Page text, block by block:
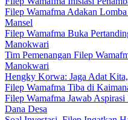
Filep Wamafma Adakan
Mansel
Filep Wamafma Buka
Manokwari
Tim Pemenangan Filep
Manokwari
Hengky Korwa: Jaga Adat
Filep Wamafma Tiba di
Filep Wamafma Jawab
Dana Desa